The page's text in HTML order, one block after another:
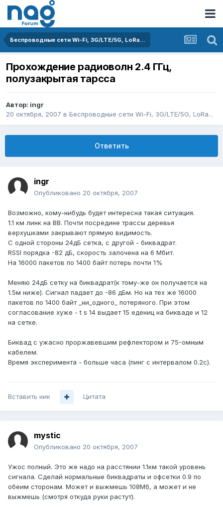
Беспроводные сети Wi-Fi, 3G/LTE/5G, LoRa...
Прохождение радиоволн 2.4 ГГц,
полузакрытая тарсса
Автор: ingr
20 октября, 2007 в Беспроводные сети Wi-Fi, 3G/LTE/5G, LoRa...
Ответить
ingr
Опубликовано 20 октября, 2007
Возможно, кому-нибудь будет интересна такая ситуация.
1.1 км линк на BB. Почти посредине трассы деревья
верхушками закрывают прямую видимость.
С одной стороны 24дБ сетка, с другой - биквадрат.
RSSI порядка -82 дБ, скорость залочена на 6 Мбит.
На 16000 пакетов по 1400 байт потерь почти 1%
Меняю 24дБ сетку на биквадрат(к тому-же он получается на
1.5м ниже). Сигнал падает до -86 дБм. Но на тех же 16000
пакетов по 1400 байт _ни_одного_ потеряного. При этом
согласование хуже - t s 14 выдает 15 едениц на бикваде и 12
на сетке.
Биквад с ужасно проржавевшим рефлектором и 75-омным
кабелем.
Время эксперимента - больше часа (пинг с интервалом 0.2с).
Вставить ник Цитата
mystic
Опубликовано 20 октября, 2007
Ужос полный. Это же надо на расстянии 1.1км такой уровень
сигнала. Сделай нормальные биквадраты и офсетки 0.9 по
обеим сторонам. Может и выжмешь 108Мб, а может и не
выжмешь (смотря откуда руки растут).